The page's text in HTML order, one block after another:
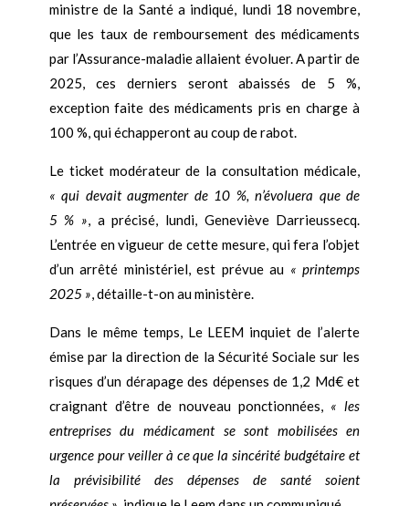
ministre de la Santé a indiqué, lundi 18 novembre,
que les taux de remboursement des médicaments
par l’Assurance-maladie allaient évoluer. A partir de
2025, ces derniers seront abaissés de 5 %,
exception faite des médicaments pris en charge à
100 %, qui échapperont au coup de rabot.
Le ticket modérateur de la consultation médicale,
« qui devait augmenter de 10 %, n’évoluera que de
5 % », a précisé, lundi, Geneviève Darrieussecq.
L’entrée en vigueur de cette mesure, qui fera l’objet
d’un arrêté ministériel, est prévue au « printemps
2025 », détaille-t-on au ministère.
Dans le même temps, Le LEEM inquiet de l’alerte
émise par la direction de la Sécurité Sociale sur les
risques d’un dérapage des dépenses de 1,2 Md€ et
craignant d’être de nouveau ponctionnées, « les
entreprises du médicament se sont mobilisées en
urgence pour veiller à ce que la sincérité budgétaire et
la prévisibilité des dépenses de santé soient